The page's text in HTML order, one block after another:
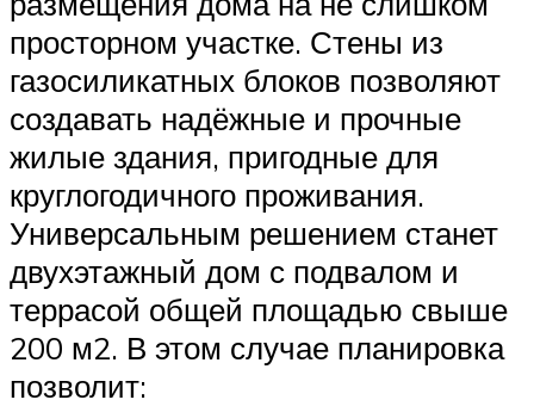
просторном участке. Стены из
газосиликатных блоков позволяют
создавать надёжные и прочные
жилые здания, пригодные для
круглогодичного проживания.
Универсальным решением станет
двухэтажный дом с подвалом и
террасой общей площадью свыше
200 м2. В этом случае планировка
позволит: